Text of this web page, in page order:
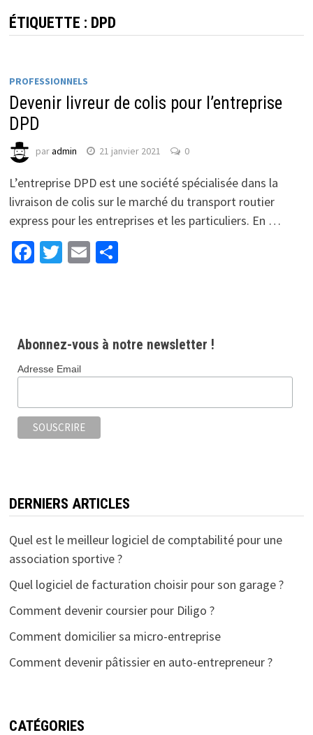
ÉTIQUETTE : DPD
PROFESSIONNELS
Devenir livreur de colis pour l’entreprise
DPD
paradmin 21 janvier 2021 0
L’entreprise DPD est une société spécialisée dans la
livraison de colis sur le marché du transport routier
express pour les entreprises et les particuliers. En …
Facebook
Twitter
EmailPartager
Abonnez-vous à notre newsletter !
Adresse Email
DERNIERS ARTICLES
Quel est le meilleur logiciel de comptabilité pour une
association sportive ?
Quel logiciel de facturation choisir pour son garage ?
Comment devenir coursier pour Diligo ?
Comment domicilier sa micro-entreprise
Comment devenir pâtissier en auto-entrepreneur ?
CATÉGORIES